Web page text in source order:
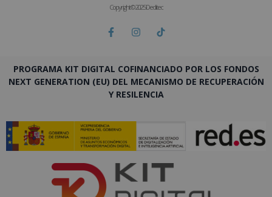
Copyright © 2025 Deditec
PROGRAMA KIT DIGITAL COFINANCIADO POR LOS FONDOS
NEXT GENERATION (EU) DEL MECANISMO DE RECUPERACIÓN
Y RESILENCIA